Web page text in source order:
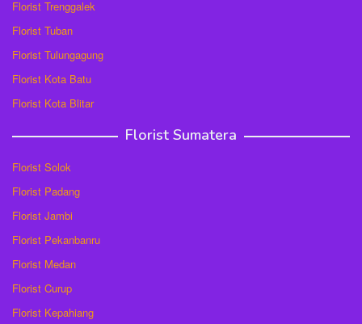
Florist Trenggalek
Florist Tuban
Florist Tulungagung
Florist Kota Batu
Florist Kota Blitar
Florist Sumatera
Florist Solok
Florist Padang
Florist Jambi
Florist Pekanbanru
Florist Medan
Florist Curup
Florist Kepahiang